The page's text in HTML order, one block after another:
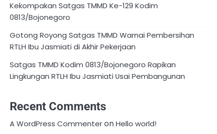
Kekompakan Satgas TMMD Ke-129 Kodim
0813/Bojonegoro
Gotong Royong Satgas TMMD Warnai Pembersihan
RTLH Ibu Jasmiati di Akhir Pekerjaan
Satgas TMMD Kodim 0813/Bojonegoro Rapikan
Lingkungan RTLH Ibu Jasmiati Usai Pembangunan
Recent Comments
A WordPress CommenteronHello world!